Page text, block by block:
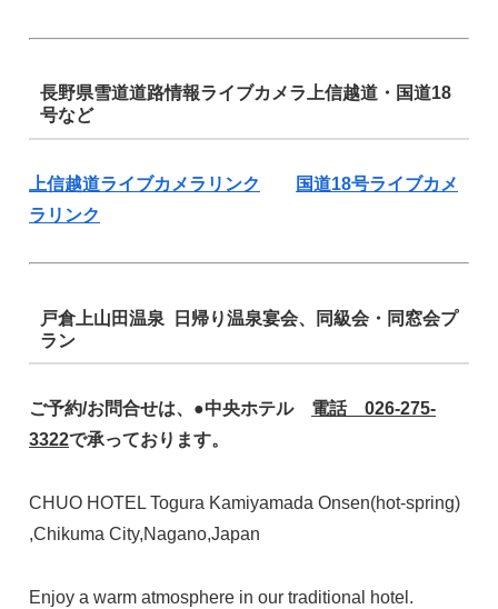
長野県雪道道路情報ライブカメラ上信越道・国道18
号など
上信越道ライブカメラリンク
国道18号ライブカメ
ラリンク
戸倉上山田温泉 日帰り温泉宴会、同級会・同窓会プ
ラン
ご予約/お問合せは、●中央ホテル 電話 026-275-
3322で承っております。
CHUO HOTEL Togura Kamiyamada Onsen(hot-spring)
,Chikuma City,Nagano,Japan
Enjoy a warm atmosphere in our traditional hotel.